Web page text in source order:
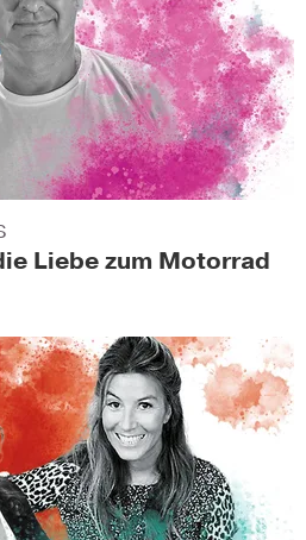
Liebe zum Motorrad